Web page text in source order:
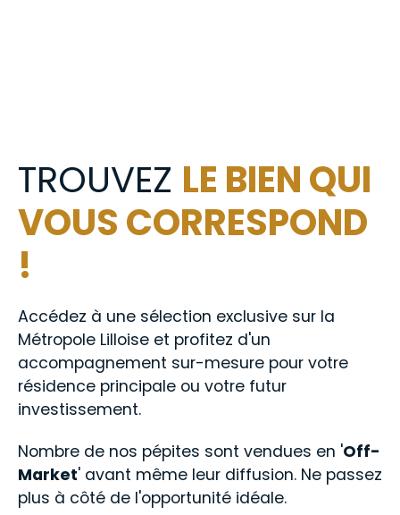
TROUVEZ LE BIEN QUI
VOUS CORRESPOND
!
Accédez à une sélection exclusive sur la
Métropole Lilloise et profitez d'un
accompagnement sur-mesure pour votre
résidence principale ou votre futur
investissement.
Nombre de nos pépites sont vendues en 'Off-
Market' avant même leur diffusion. Ne passez
plus à côté de l'opportunité idéale.